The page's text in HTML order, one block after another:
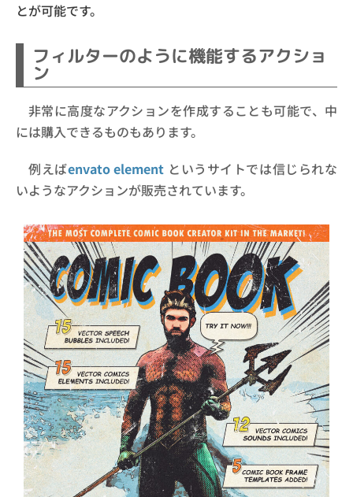
とが可能です。
フィルターのように機能するアクショ
ン
非常に高度なアクションを作成することも可能で、中
には購入できるものもあります。
例えばenvato element というサイトでは信じられな
いようなアクションが販売されています。